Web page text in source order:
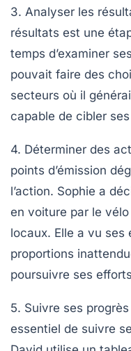
3. Analyser les
résultats est une
temps d’examiner
pouvait faire des
secteurs où il
capable de cibler
4. Déterminer des
points d’émission
l’action. Sophie a
en voiture par le
locaux. Elle a vu ses
proportions
poursuivre ses
5. Suivre ses
essentiel de suivre